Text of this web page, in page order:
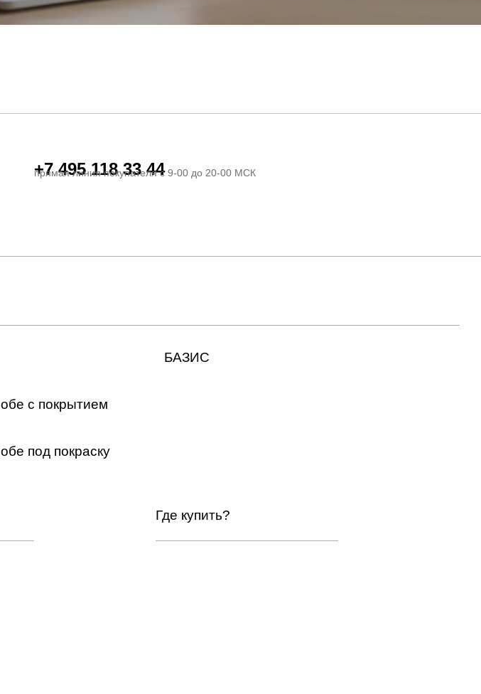
+7 495 118 33 44
прямая линия покупателя с 9-00 до 20-00 МСК
с покрытием
под покраску
БАЗИС
Где купить?